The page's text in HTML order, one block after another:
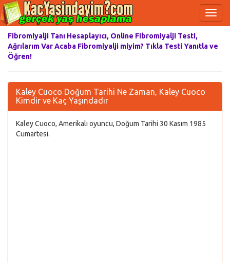
Fibromiyalji Tanı Hesaplayıcı, Online Fibromiyalji Testi,
Ağrılarım Var Acaba Fibromiyalji miyim? Tıkla Testi Yanıtla ve
Öğren!
Kaley Cuoco Doğum Tarihi Ne Zaman, Kaley Cuoco
Kimdir ve Kaç Yaşındadır
Kaley Cuoco, Amerikalı oyuncu, Doğum Tarihi 30 Kasım 1985
Cumartesi.